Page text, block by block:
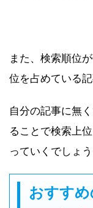
また、検索順位
位を占めている
自分の記事に無
ることで検索上
っていくでしょう
おすす